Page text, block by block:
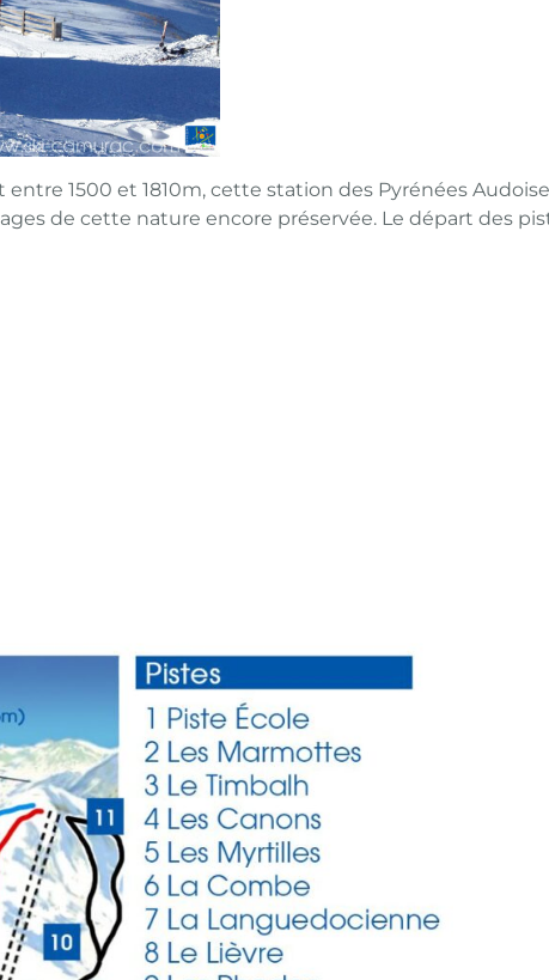
1500 et 1810m, cette station des Pyrénées
de cette nature encore préservée. Le départ des